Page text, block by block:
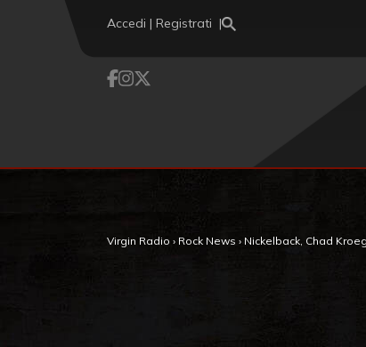
Accedi | Registrati
Virgin Radio › Rock News › Nickelback, Chad